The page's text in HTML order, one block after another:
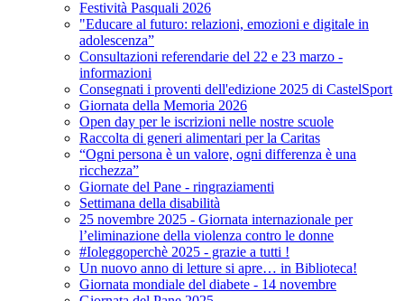
Festività Pasquali 2026
"Educare al futuro: relazioni, emozioni e digitale in
adolescenza”
Consultazioni referendarie del 22 e 23 marzo -
informazioni
Consegnati i proventi dell'edizione 2025 di CastelSport
Giornata della Memoria 2026
Open day per le iscrizioni nelle nostre scuole
Raccolta di generi alimentari per la Caritas
“Ogni persona è un valore, ogni differenza è una
ricchezza”
Giornate del Pane - ringraziamenti
Settimana della disabilità
25 novembre 2025 - Giornata internazionale per
l’eliminazione della violenza contro le donne
#Ioleggoperchè 2025 - grazie a tutti !
Un nuovo anno di letture si apre… in Biblioteca!
Giornata mondiale del diabete - 14 novembre